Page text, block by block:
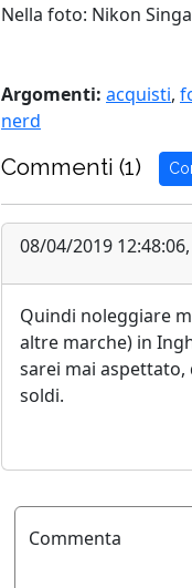
Nella foto: Nikon
Argomenti: acquisti,
nerd
Commenti (1)
08/04/2019 12:48:06,
Quindi noleggiare
altre marche) in
sarei mai
soldi.
Commenta